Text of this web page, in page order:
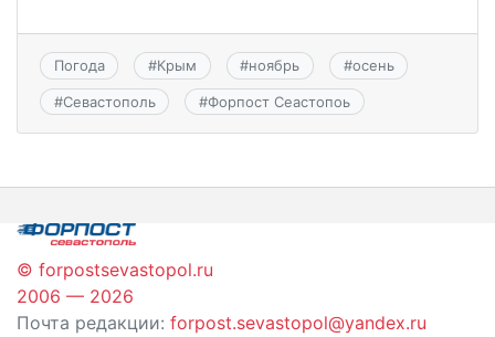
Погода #Крым #ноябрь #осень
#Севастополь #Форпост Сеастопоь
© forpostsevastopol.ru
2006 — 2026
Почта редакции: forpost.sevastopol@yandex.ru